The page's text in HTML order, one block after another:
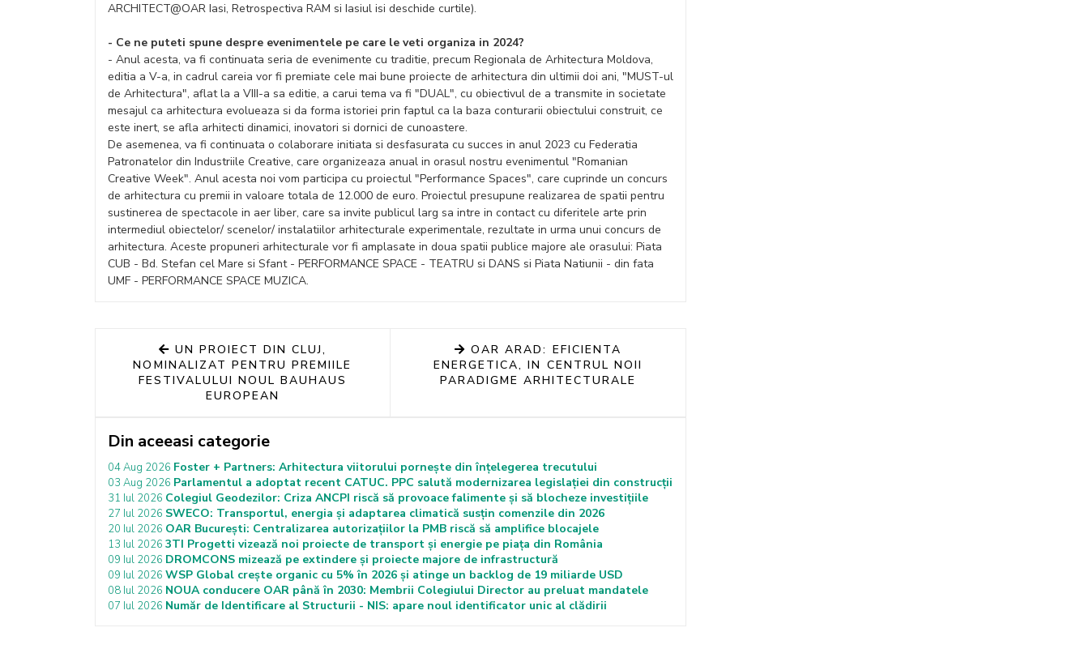
ARCHITECT@OAR Iasi, Retrospectiva RAM si Iasiul isi deschide curtile).
- Ce ne puteti spune despre evenimentele pe care le veti organiza in 2024?
- Anul acesta, va fi continuata seria de evenimente cu traditie, precum Regionala de Arhitectura Moldova,
editia a V-a, in cadrul careia vor fi premiate cele mai bune proiecte de arhitectura din ultimii doi ani, "MUST-ul
de Arhitectura", aflat la a VIII-a sa editie, a carui tema va fi "DUAL", cu obiectivul de a transmite in societate
mesajul ca arhitectura evolueaza si da forma istoriei prin faptul ca la baza conturarii obiectului construit, ce
este inert, se afla arhitecti dinamici, inovatori si dornici de cunoastere.
De asemenea, va fi continuata o colaborare initiata si desfasurata cu succes in anul 2023 cu Federatia
Patronatelor din Industriile Creative, care organizeaza anual in orasul nostru evenimentul "Romanian
Creative Week". Anul acesta noi vom participa cu proiectul "Performance Spaces", care cuprinde un concurs
de arhitectura cu premii in valoare totala de 12.000 de euro. Proiectul presupune realizarea de spatii pentru
sustinerea de spectacole in aer liber, care sa invite publicul larg sa intre in contact cu diferitele arte prin
intermediul obiectelor/ scenelor/ instalatiilor arhitecturale experimentale, rezultate in urma unui concurs de
arhitectura. Aceste propuneri arhitecturale vor fi amplasate in doua spatii publice majore ale orasului: Piata
CUB - Bd. Stefan cel Mare si Sfant - PERFORMANCE SPACE - TEATRU si DANS si Piata Natiunii - din fata
UMF - PERFORMANCE SPACE MUZICA.
UN PROIECT DIN CLUJ,
NOMINALIZAT PENTRU PREMIILE
FESTIVALULUI NOUL BAUHAUS
EUROPEAN
OAR ARAD: EFICIENTA
ENERGETICA, IN CENTRUL NOII
PARADIGME ARHITECTURALE
Din aceeasi categorie
04 Aug 2026 Foster + Partners: Arhitectura viitorului pornește din înțelegerea trecutului
03 Aug 2026 Parlamentul a adoptat recent CATUC. PPC salută modernizarea legislației din construcții
31 Iul 2026 Colegiul Geodezilor: Criza ANCPI riscă să provoace falimente și să blocheze investițiile
27 Iul 2026 SWECO: Transportul, energia și adaptarea climatică susțin comenzile din 2026
20 Iul 2026 OAR București: Centralizarea autorizațiilor la PMB riscă să amplifice blocajele
13 Iul 2026 3TI Progetti vizează noi proiecte de transport și energie pe piața din România
09 Iul 2026 DROMCONS mizează pe extindere și proiecte majore de infrastructură
09 Iul 2026 WSP Global crește organic cu 5% în 2026 și atinge un backlog de 19 miliarde USD
08 Iul 2026 NOUA conducere OAR până în 2030: Membrii Colegiului Director au preluat mandatele
07 Iul 2026 Număr de Identificare al Structurii - NIS: apare noul identificator unic al clădirii